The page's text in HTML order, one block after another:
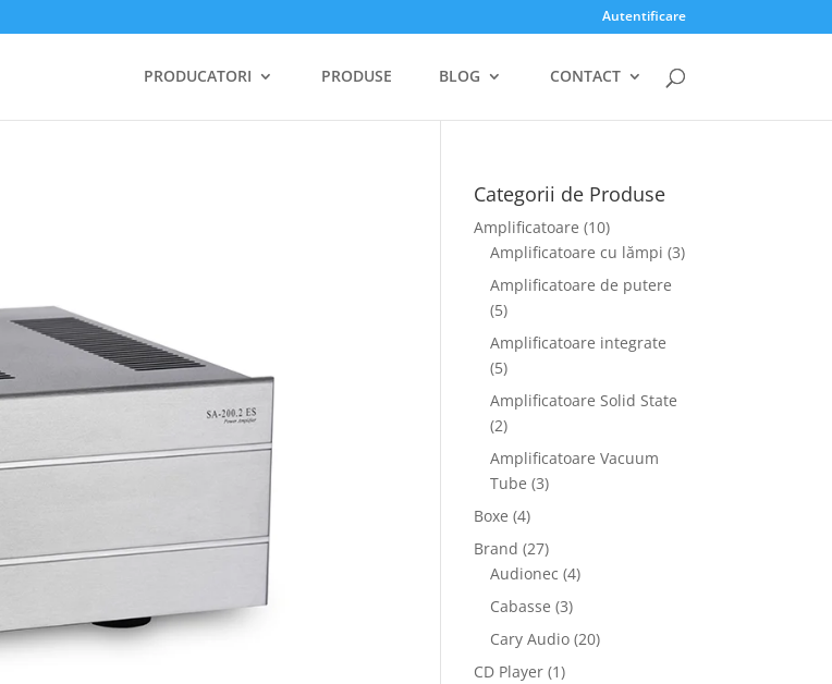
Autentificare
PRODUCATORI PRODUSE BLOG CONTACT
Categorii de Produse
Amplificatoare (10)
Amplificatoare cu lămpi (3)
Amplificatoare de putere
(5)
Amplificatoare integrate
(5)
Amplificatoare Solid State
(2)
Amplificatoare Vacuum
Tube (3)
Boxe (4)
Brand (27)
Audionec (4)
Cabasse (3)
Cary Audio (20)
CD Player (1)